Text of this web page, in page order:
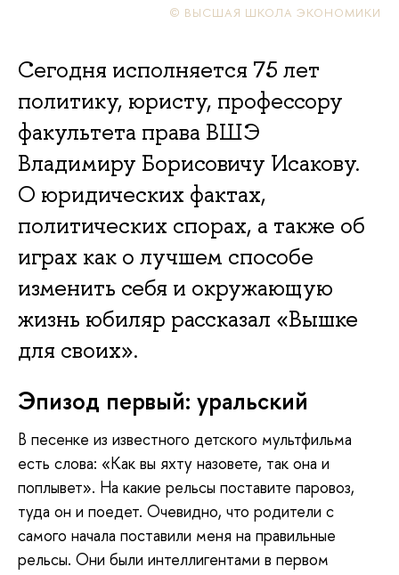
© ВЫСШАЯ ШКОЛА ЭКОНОМИКИ
Сегодня исполняется 75 лет
политику, юристу, профессору
факультета права ВШЭ
Владимиру Борисовичу Исакову.
О юридических фактах,
политических спорах, а также об
играх как о лучшем способе
изменить себя и окружающую
жизнь юбиляр рассказал «Вышке
для своих».
Эпизод первый: уральский
В песенке из известного детского мультфильма
есть слова: «Как вы яхту назовете, так она и
поплывет». На какие рельсы поставите паровоз,
туда он и поедет. Очевидно, что родители с
самого начала поставили меня на правильные
рельсы. Они были интеллигентами в первом